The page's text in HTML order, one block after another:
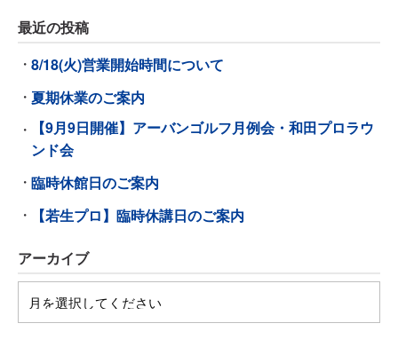
最近の投稿
8/18(火)営業開始時間について
夏期休業のご案内
【9月9日開催】アーバンゴルフ月例会・和田プロラウ
ンド会
臨時休館日のご案内
【若生プロ】臨時休講日のご案内
アーカイブ